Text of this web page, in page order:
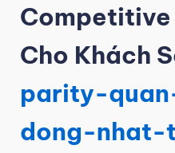
Cho Khách
parity-
dong-nhat-